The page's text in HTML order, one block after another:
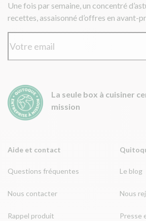
Aide et contact
Questions fréquentes
Nous contacter
Rappel produit
Le blog
Nous
Presse
Une fois par semaine, un concentré
recettes, assaisonné d’offres en avant-
La seule box à cuisiner
mission